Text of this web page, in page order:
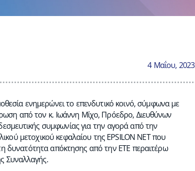
4 Μαΐου, 2023
ενημερώνει το επενδυτικό κοινό, σύμφωνα με
από τον κ. Ιωάννη Μίχο, Πρόεδρο, Διευθύνων
συμφωνίας για την αγορά από την
μετοχικού κεφαλαίου της EPSILON NET που
δυνατότητα απόκτησης από την ΕΤΕ περαιτέρω
Συναλλαγής.